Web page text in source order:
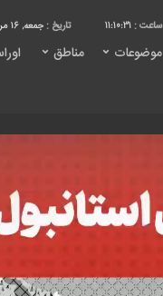
11:10:32 تاریخ : جمعه, ۱۶ مرداد , ۱۴۰۵
موضوعات مناطق